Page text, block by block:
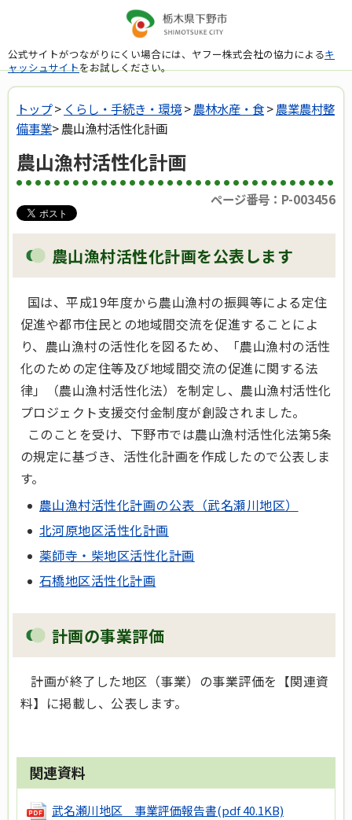
公式サイトがつながりにくい場合には、ヤフー株式会社の協力によるキ
ャッシュサイトをお試しください。
トップ> くらし・手続き・環境>農林水産・食>農業農村整
備事業> 農山漁村活性化計画
農山漁村活性化計画
ページ番号：P-003456
農山漁村活性化計画を公表します
国は、平成19年度から農山漁村の振興等による定住
促進や都市住民との地域間交流を促進することによ
り、農山漁村の活性化を図るため、「農山漁村の活性
化のための定住等及び地域間交流の促進に関する法
律」（農山漁村活性化法）を制定し、農山漁村活性化
プロジェクト支援交付金制度が創設されました。
このことを受け、下野市では農山漁村活性化法第5条
の規定に基づき、活性化計画を作成したので公表しま
す。
農山漁村活性化計画の公表（武名瀬川地区）
北河原地区活性化計画
薬師寺・柴地区活性化計画
石橋地区活性化計画
計画の事業評価
計画が終了した地区（事業）の事業評価を【関連資
料】に掲載し、公表します。
関連資料
武名瀬川地区 事業評価報告書(pdf 40.1KB)